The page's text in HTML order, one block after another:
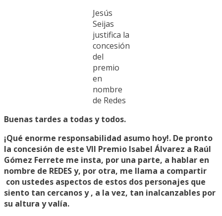
Jesús
Seijas
justifica la
concesión
del
premio
en
nombre
de Redes
Buenas tardes a todas y todos.
¡Qué enorme responsabilidad asumo hoy!. De pronto
la concesión de este VII Premio Isabel Álvarez a Raúl
Gómez Ferrete me insta, por una parte, a hablar en
nombre de REDES y, por otra, me llama a compartir
con ustedes aspectos de estos dos personajes que
siento tan cercanos y , a la vez, tan inalcanzables por
su altura y valía.